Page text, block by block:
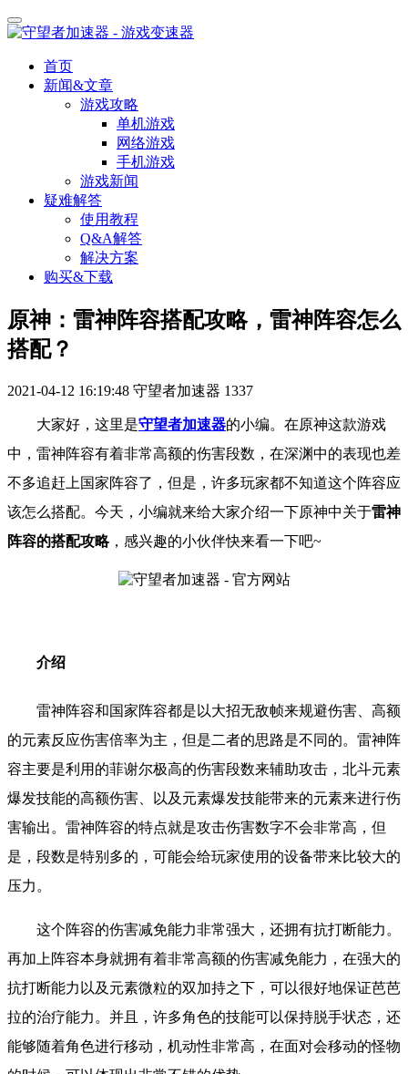
首页
新闻&文章
游戏攻略
单机游戏
网络游戏
手机游戏
游戏新闻
疑难解答
使用教程
Q&A解答
解决方案
购买&下载
原神：雷神阵容搭配攻略，雷神阵容怎么
搭配？
2021-04-12 16:19:48 守望者加速器 1337
大家好，这里是守望者加速器的小编。 在原神这款游戏
中，雷神阵容有着非常高额的伤害段数，在深渊中的表现也差
不多追赶上国家阵容了，但是，许多玩家都不知道这个阵容应
该怎么搭配。 今天，小编就来给大家介绍一下原神中关于雷神
阵容的搭配攻略， 感兴趣的小伙伴快来看一下吧~
介绍
雷神阵容和国家阵容都是以大招无敌帧来规避伤害、高额
的元素反应伤害倍率为主，但是二者的思路是不同的。雷神阵
容主要是利用的菲谢尔极高的伤害段数来辅助攻击，北斗元素
爆发技能的高额伤害、以及元素爆发技能带来的元素来进行伤
害输出。雷神阵容的特点就是攻击伤害数字不会非常高，但
是，段数是特别多的，可能会给玩家使用的设备带来比较大的
压力。
这个阵容的伤害减免能力非常强大，还拥有抗打断能力。
再加上阵容本身就拥有着非常高额的伤害减免能力，在强大的
抗打断能力以及元素微粒的双加持之下，可以很好地保证芭芭
拉的治疗能力。并且，许多角色的技能可以保持脱手状态，还
能够随着角色进行移动，机动性非常高，在面对会移动的怪物